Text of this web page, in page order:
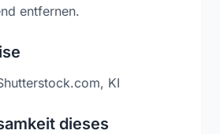
entfernen.
KI
dieses